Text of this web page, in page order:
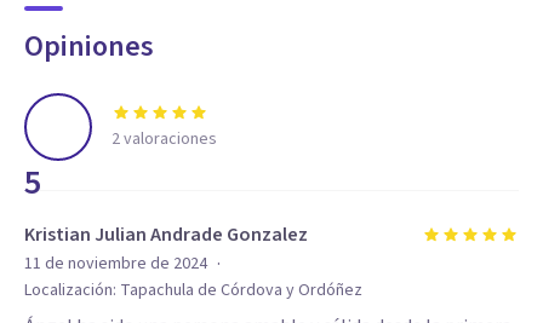
Opiniones
5
2valoraciones
Kristian Julian Andrade Gonzalez
11 de noviembre de 2024 ·
Localización: Tapachula de Córdova y Ordóñez